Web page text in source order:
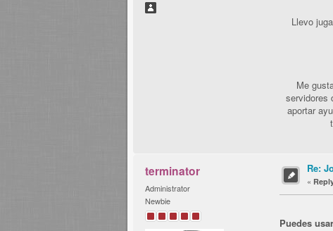
Llevo
Me
servidores
aportar
terminator
Administrator
Newbie
Re:
«
Puedes